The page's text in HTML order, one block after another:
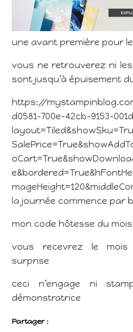
une avant première pour
vous ne retrouverez ni
sont jusqu’à épuisement
https://
d0581-700e-42cb-9153-
la journée commence par
mon code hôtesse du mois
vous recevrez le mois
surprise
ceci n’engage ni
démonstratrice
Partager :